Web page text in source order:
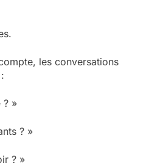
les conversations
? »
? »
? »